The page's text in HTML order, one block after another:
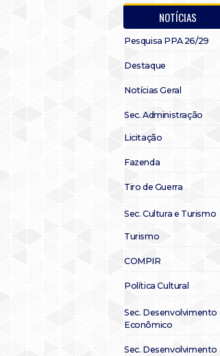
NOTÍCIAS
Pesquisa PPA 26/29
Destaque
Notícias Geral
Sec. Administração
Licitação
Fazenda
Tiro de Guerra
Sec. Cultura e Turismo
Turismo
COMPIR
Política Cultural
Sec. Desenvolvimento
Econômico
Sec. Desenvolvimento